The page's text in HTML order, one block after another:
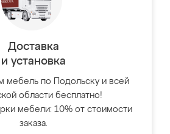
Доставка
и установка
мебель по Подольску и всей
области бесплатно!
мебели: 10% от стоимости
заказа.